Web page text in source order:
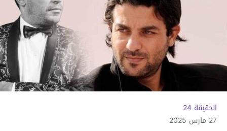
الحقيقة 24
27 مارس 2025